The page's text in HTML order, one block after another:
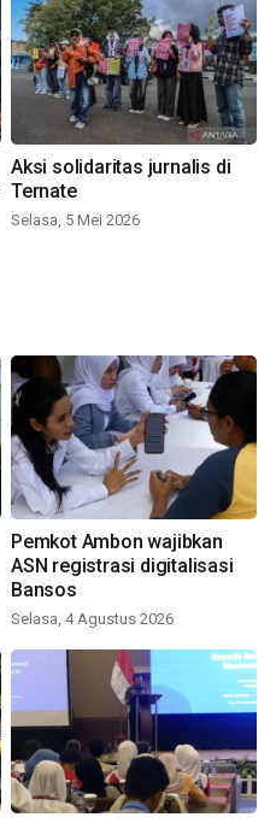
Aksi solidaritas jurnalis di
Ternate
Selasa, 5 Mei 2026
Pemkot Ambon wajibkan
ASN registrasi digitalisasi
Bansos
Selasa, 4 Agustus 2026